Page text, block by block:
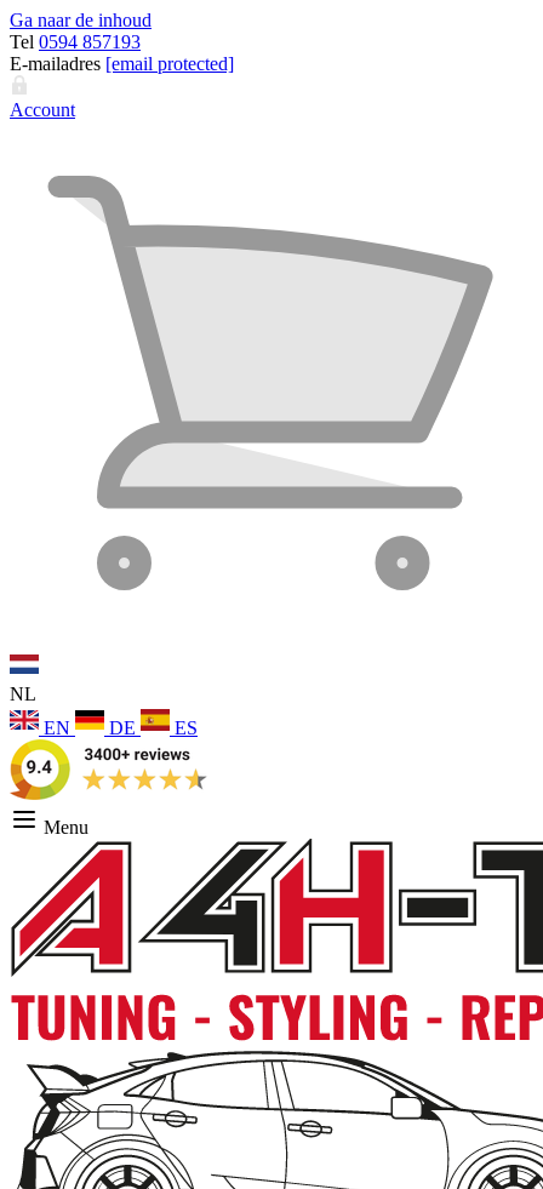
Ga naar de inhoud
Tel 0594 857193
E-mailadres [email protected]
Account
NL
EN
DE ES
Menu